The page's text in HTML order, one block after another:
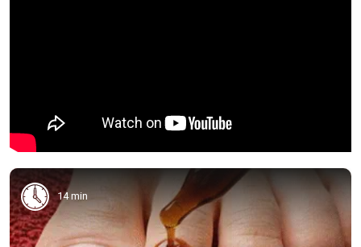
14 min